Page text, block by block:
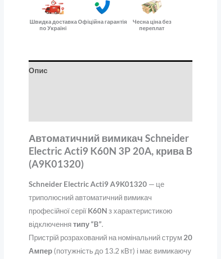
Швидка доставка
по Україні
Офіційна гарантія
Чесна ціна без
переплат
Опис
Автоматичний вимикач Schneider
Electric Acti9 K60N 3P 20A, крива B
(A9K01320)
Schneider Electric Acti9 A9K01320— це
триполюсний автоматичний вимикач
професійної серії K60Nз характеристикою
відключення типу “B”.
Пристрій розрахований на номінальний струм 20
Ампер(потужність до 13.2 кВт) і має вимикаючу